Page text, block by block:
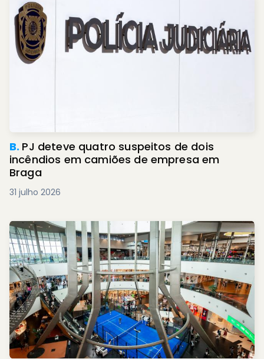
B. PJ deteve quatro suspeitos de dois
incêndios em camiões de empresa em
Braga
31 julho 2026